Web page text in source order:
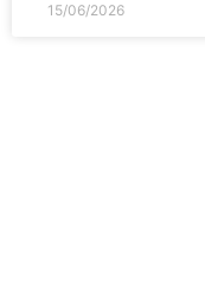
15/06/2026